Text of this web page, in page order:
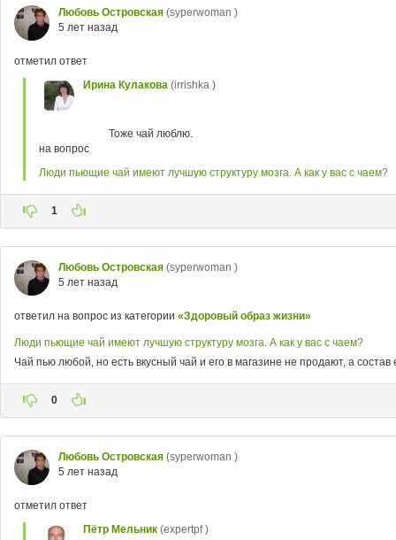
Любовь Островская (syperwoman )
5 лет назад
отметил ответ
Ирина Кулакова (irrishka )
Тоже чай люблю.
на вопрос
Люди пьющие чай имеют лучшую структуру мозга. А как у вас с чаем?
1
Любовь Островская (syperwoman )
5 лет назад
ответил на вопрос из категории «Здоровый образ жизни»
Люди пьющие чай имеют лучшую структуру мозга. А как у вас с чаем?
Чай пью любой, но есть вкусный чай и его в магазине не продают, а
0
Любовь Островская (syperwoman )
5 лет назад
отметил ответ
Пётр Мельник (expertpf )